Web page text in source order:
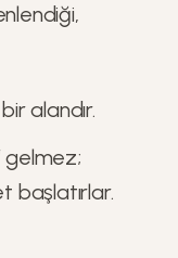
alandır.
gelmez;
başlatırlar.